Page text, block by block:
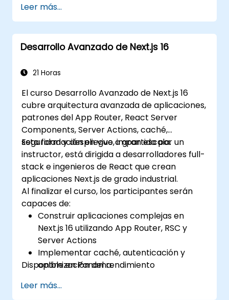
con React.
Habilitar la autenticación en el lado del
servidor y en el lado del cliente.
Implementar las bibliotecas de React y
complejas con estado.
rendimiento de una aplicación.
Probar e implementar una aplicación.
Leer más...
Desarrollo Avanzado de Next.js 16
21 Horas
El curso Desarrollo Avanzado de Next.js 16
cubre arquitectura avanzada de aplicaciones,
patrones del App Router, React Server
Components, Server Actions, caché,
seguridad y despliegue a gran escala.
Esta formación en vivo, impartida por un
instructor, está dirigida a desarrolladores full-
stack e ingenieros de React que crean
aplicaciones Next.js de grado industrial.
Al finalizar el curso, los participantes serán
capaces de:
Construir aplicaciones complejas en
Next.js 16 utilizando App Router, RSC y
Server Actions
Implementar caché, autenticación y
optimización del rendimiento
de producción a gran escala
Disponible en Panama.
Leer más...